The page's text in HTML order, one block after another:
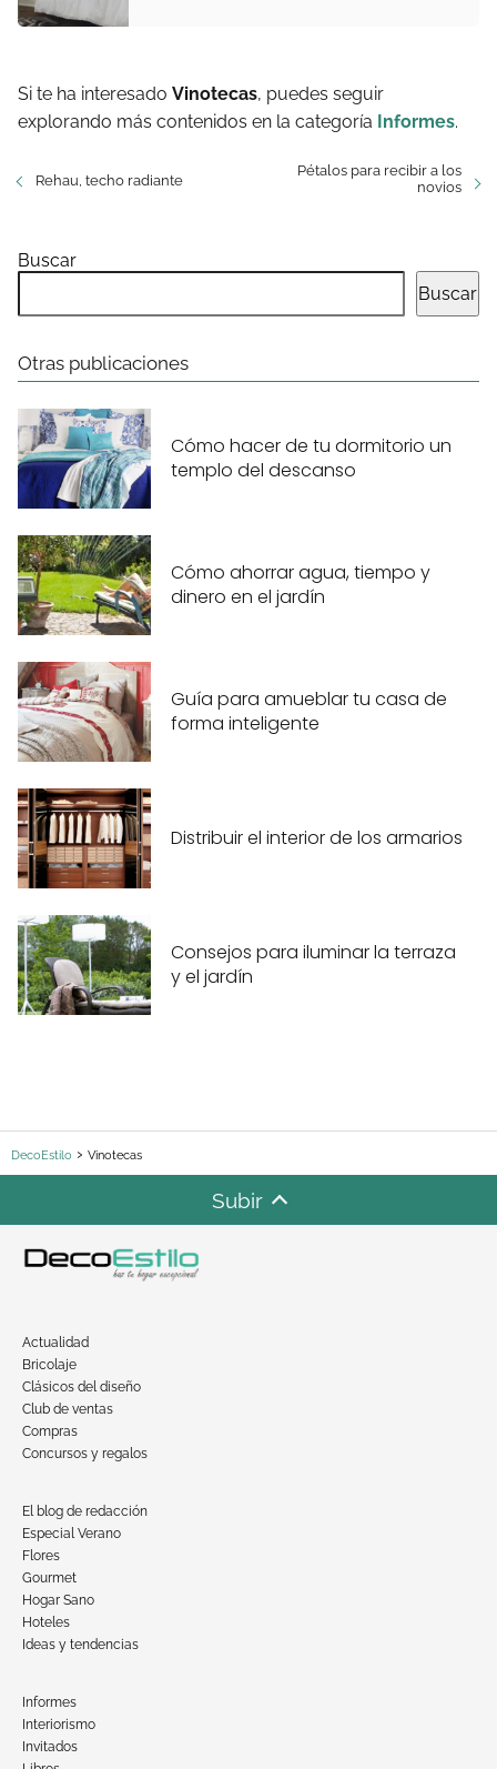
Si te ha interesado Vinotecas, puedes seguir
explorando más contenidos en la categoría Informes.
Rehau, techo radiante
Pétalos para recibir a los
novios
Buscar
Buscar
Otras publicaciones
Cómo hacer de tu dormitorio un
templo del descanso
Cómo ahorrar agua, tiempo y
dinero en el jardín
Guía para amueblar tu casa de
forma inteligente
Distribuir el interior de los armarios
Consejos para iluminar la terraza
y el jardín
DecoEstilo Vinotecas
Subir
Actualidad
Bricolaje
Clásicos del diseño
Club de ventas
Compras
Concursos y regalos
El blog de redacción
Especial Verano
Flores
Gourmet
Hogar Sano
Hoteles
Ideas y tendencias
Informes
Interiorismo
Invitados